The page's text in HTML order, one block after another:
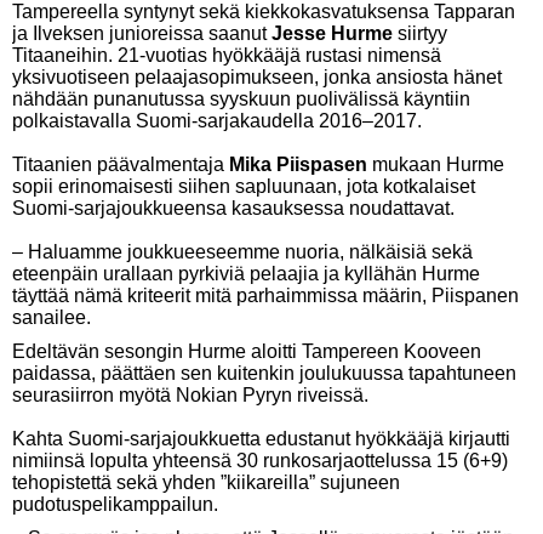
Tampereella syntynyt sekä kiekkokasvatuksensa Tapparan
ja Ilveksen junioreissa saanutJesse Hurme siirtyy
Titaaneihin. 21-vuotias hyökkääjä rustasi nimensä
yksivuotiseen pelaajasopimukseen, jonka ansiosta hänet
nähdään punanutussa syyskuun puolivälissä käyntiin
polkaistavalla Suomi-sarjakaudella 2016–2017.
Titaanien päävalmentaja Mika Piispasen mukaan Hurme
sopii erinomaisesti siihen sapluunaan, jota kotkalaiset
Suomi-sarjajoukkueensa kasauksessa noudattavat.
– Haluamme joukkueeseemme nuoria, nälkäisiä sekä
eteenpäin urallaan pyrkiviä pelaajia ja kyllähän Hurme
täyttää nämä kriteerit mitä parhaimmissa määrin, Piispanen
sanailee.
Edeltävän sesongin Hurme aloitti Tampereen Kooveen
paidassa, päättäen sen kuitenkin joulukuussa tapahtuneen
seurasiirron myötä Nokian Pyryn riveissä.
Kahta Suomi-sarjajoukkuetta edustanut hyökkääjä kirjautti
nimiinsä lopulta yhteensä 30 runkosarjaottelussa 15 (6+9)
tehopistettä sekä yhden ”kiikareilla” sujuneen
pudotuspelikamppailun.